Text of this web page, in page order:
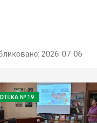
2026-07-06
№ 19